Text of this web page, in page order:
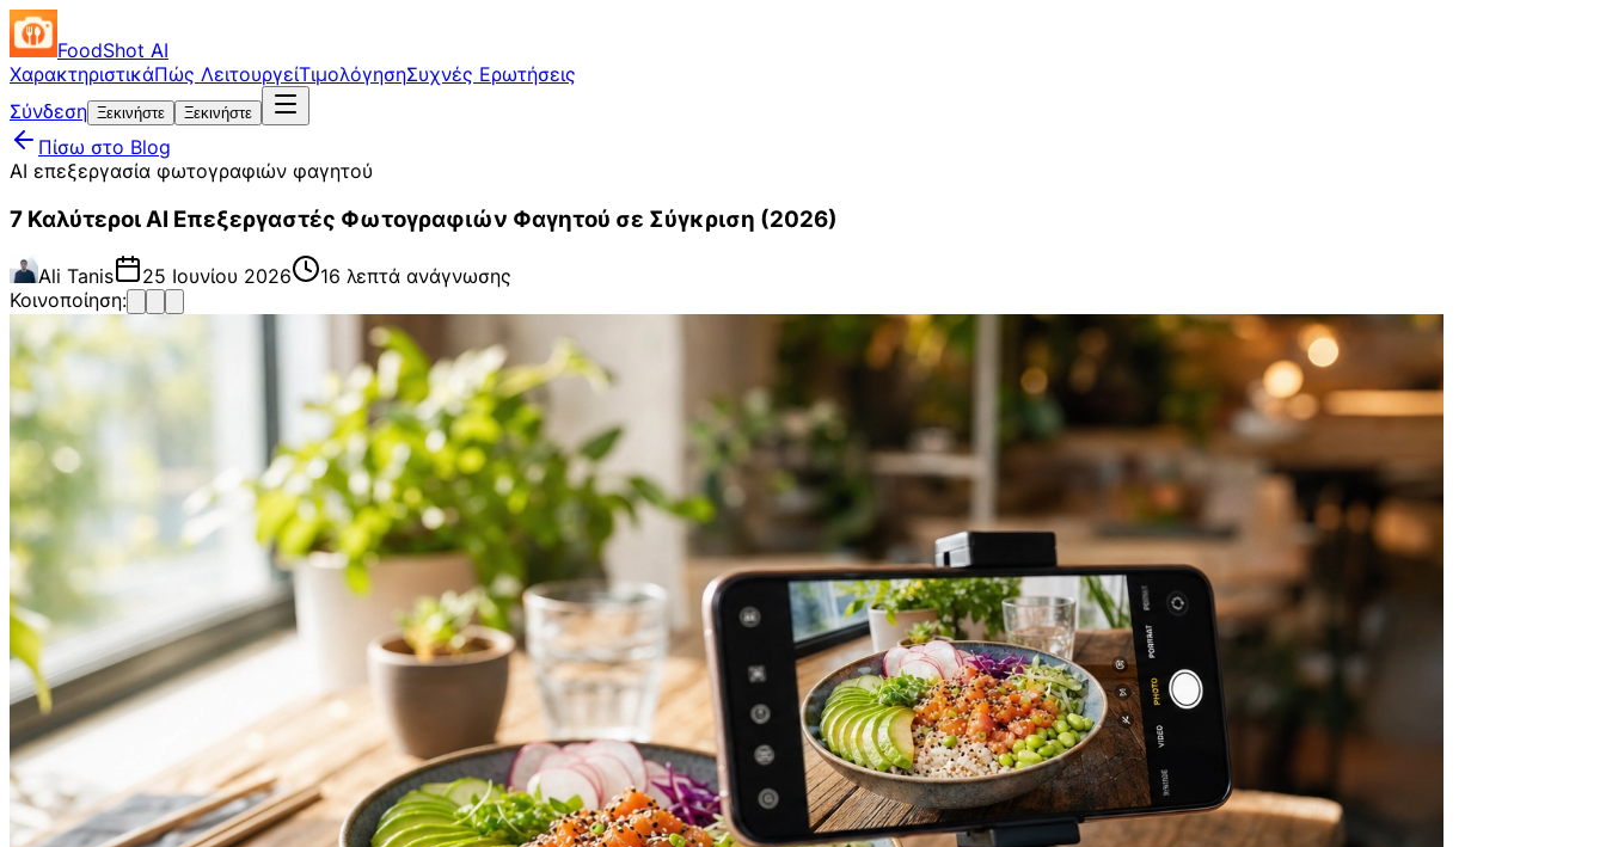
FoodShot AI
ΧαρακτηριστικάΠώς ΛειτουργείΤιμολόγησηΣυχνές Ερωτήσεις
Σύνδεση Ξεκινήστε Ξεκινήστε
Πίσω στο Blog
AI επεξεργασία φωτογραφιών φαγητού
7 Καλύτεροι AI Επεξεργαστές Φωτογραφιών Φαγητού σε Σύγκριση (2026)
Ali Tanis 25 Ιουνίου 2026
16 λεπτά ανάγνωσης
Κοινοποίηση: